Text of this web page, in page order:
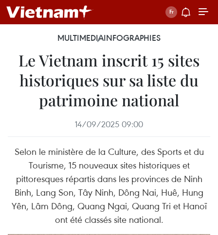
MULTIMEDIAINFOGRAPHIES
Le Vietnam inscrit 15 sites
historiques sur sa liste du
patrimoine national
14/09/2025 09:00
Selon le ministère de la Culture, des Sports et du
Tourisme, 15 nouveaux sites historiques et
pittoresques répartis dans les provinces de Ninh
Binh, Lang Son, Tây Ninh, Dông Nai, Huê, Hung
Yên, Lâm Dông, Quang Ngai, Quang Tri et Hanoï
ont été classés site national.